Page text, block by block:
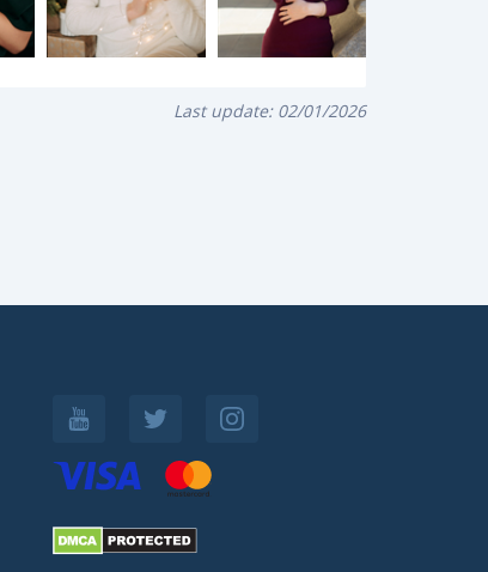
Last update: 02/01/2026